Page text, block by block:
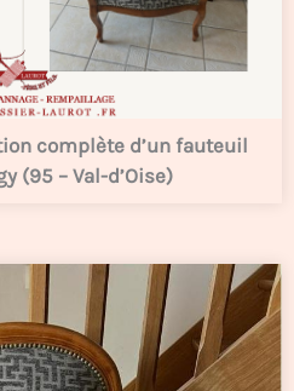
complète d’un fauteuil
(95 – Val-d’Oise)